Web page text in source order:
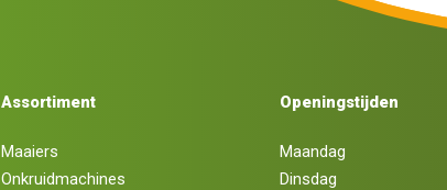
Assortiment
Maaiers
Onkruidmachines
Openingstijden
Maandag
Dinsdag